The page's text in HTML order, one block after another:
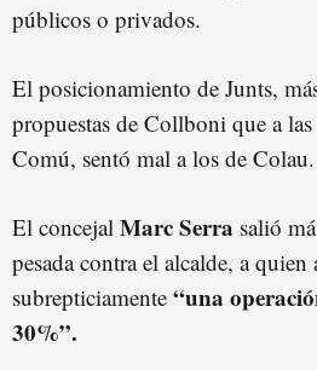
públicos o privados.
El posicionamiento de Junts,
propuestas de Collboni que a
Comú, sentó mal a los de Colau.
El concejal Marc Serra salió
pesada contra el alcalde, a quien
subrepticiamente “una
30%”.